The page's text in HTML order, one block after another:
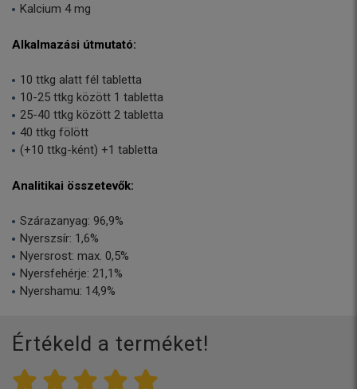
Kalcium 4 mg
Alkalmazási útmutató:
10 ttkg alatt fél tabletta
10-25 ttkg között 1 tabletta
25-40 ttkg között 2 tabletta
40 ttkg fölött
(+10 ttkg-ként) +1 tabletta
Analitikai összetevők:
Szárazanyag: 96,9%
Nyerszsír: 1,6%
Nyersrost: max. 0,5%
Nyersfehérje: 21,1%
Nyershamu: 14,9%
Értékeld a terméket!